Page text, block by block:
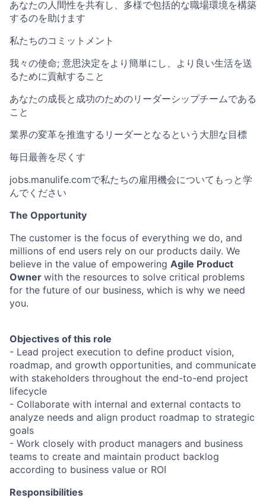
あなたの人間性を共有し、多様で包括的な職場環境を構築
するのを助けます
私たちのコミットメント
我々の使命; 意思決定をより簡単にし、より良い生活を送
るために貢献すること
あなたの成長と成功のためのリーダーシップチームである
こと
業界の変革を推進するリーダーとなるという大胆な目標
毎日最善を尽くす
jobs.manulife.comで私たちの雇用機会についてもっと学
んでください
The Opportunity
The customer is the focus of everything we do, and
millions of end users rely on our products daily. We
believe in the value of empowering Agile Product
Owner with the resources to solve critical problems
for the future of our business, which is why we need
you.
Objectives of this role
- Lead project execution to define product vision,
roadmap, and growth opportunities, and communicate
with stakeholders throughout the end-to-end project
lifecycle
- Collaborate with internal and external contacts to
analyze needs and align product roadmap to strategic
goals
- Work closely with product managers and business
teams to create and maintain product backlog
according to business value or ROI
Responsibilities